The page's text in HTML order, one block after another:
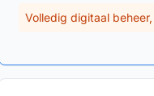
Volledig digitaal